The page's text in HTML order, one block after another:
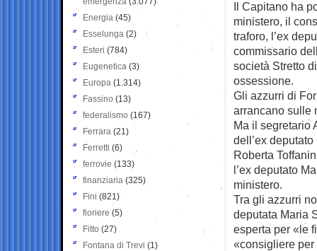
Il Capitano ha
ministero, il
traforo, l’ex
commissario
società Stretto
ossessione.
Gli azzurri di
arrancano sulle
Ma il segretario
dell’ex
Roberta
l’ex deputato
ministero.
Tra gli azzurri
deputata Maria
esperta per «le
«consigliere
Energia (45)
Esselunga (2)
Esteri (784)
Eugenetica (3)
Europa (1.314)
Fassino (13)
federalismo (167)
Ferrara (21)
Ferretti (6)
ferrovie (133)
finanziaria (325)
Fini (821)
fioriere (5)
Fitto (27)
Fontana di Trevi (1)